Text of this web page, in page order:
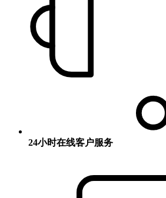
24小时在线客户服务